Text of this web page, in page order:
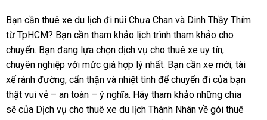
Bạn cần thuê xe du lịch đi núi Chưa Chan và Dinh Thầy Thím
từ TpHCM? Bạn cần tham khảo lịch trình tham khảo cho
chuyến. Bạn đang lựa chọn dịch vụ cho thuê xe uy tín,
chuyên nghiệp với mức giá hợp lý nhất. Bạn cần xe mới, tài
xế rành đường, cẩn thận và nhiệt tình để chuyển đi của bạn
thật vui vẻ – an toàn – ý nghĩa. Hãy tham khảo những chia
sẽ của Dịch vụ cho thuê xe du lịch Thành Nhân về gói thuê